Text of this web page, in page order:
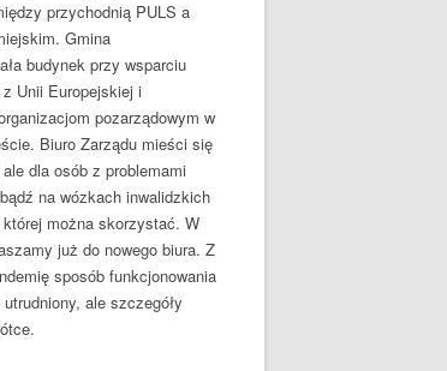
przychodnią PULS a
Gmina
budynek przy wsparciu
Unii Europejskiej i
pozarządowym w
Biuro Zarządu mieści się
dla osób z problemami
na wózkach inwalidzkich
można skorzystać. W
już do nowego biura. Z
sposób funkcjonowania
ale szczegóły